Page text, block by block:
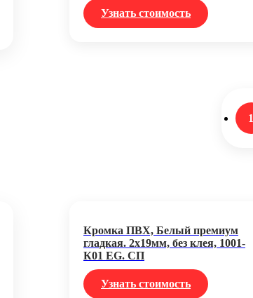
Узнать стоимость
1
Кромка ПВХ, Белый премиум
гладкая. 2х19мм, без клея, 1001-
К01 EG. СП
Узнать стоимость